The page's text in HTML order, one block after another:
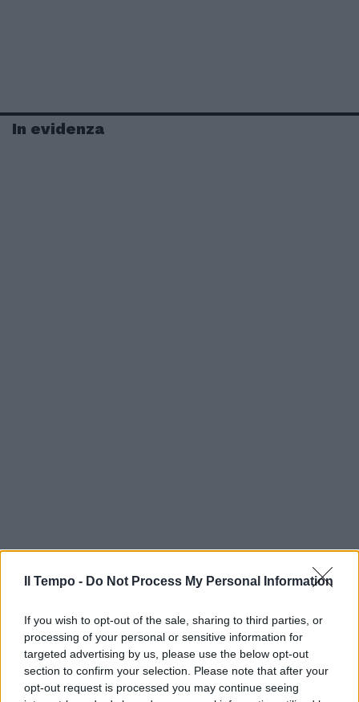
Il Tempo - Do Not Process My Personal Information
If you wish to opt-out of the sale, sharing to third parties, or
processing of your personal or sensitive information for
targeted advertising by us, please use the below opt-out
section to confirm your selection. Please note that after your
opt-out request is processed you may continue seeing
In evidenza